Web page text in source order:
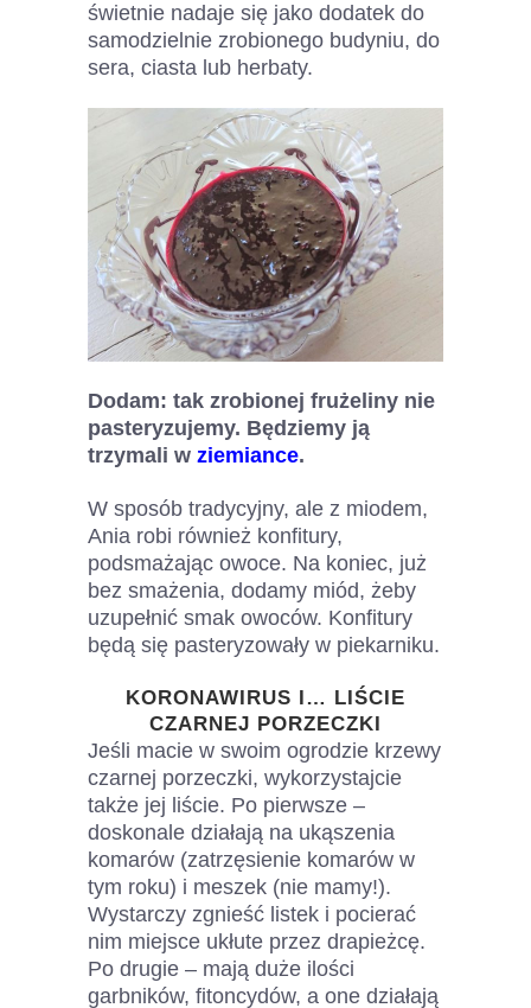
świetnie nadaje się jako dodatek do
samodzielnie zrobionego budyniu, do
sera, ciasta lub herbaty.
Dodam: tak zrobionej frużeliny nie
pasteryzujemy. Będziemy ją
trzymali w ziemiance.
W sposób tradycyjny, ale z miodem,
Ania robi również konfitury,
podsmażając owoce. Na koniec, już
bez smażenia, dodamy miód, żeby
uzupełnić smak owoców. Konfitury
będą się pasteryzowały w piekarniku.
KORONAWIRUS I… LIŚCIE
CZARNEJ PORZECZKI
Jeśli macie w swoim ogrodzie krzewy
czarnej porzeczki, wykorzystajcie
także jej liście. Po pierwsze –
doskonale działają na ukąszenia
komarów (zatrzęsienie komarów w
tym roku) i meszek (nie mamy!).
Wystarczy zgnieść listek i pocierać
nim miejsce ukłute przez drapieżcę.
Po drugie – mają duże ilości
garbników, fitoncydów, a one działają